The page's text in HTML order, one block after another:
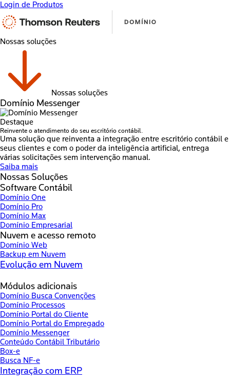
Login de Produtos
Nossas soluções
Nossas soluções
Domínio Messenger
Destaque
Reinvente o atendimento do seu escritório contábil.
Uma solução que reinventa a integração entre escritório contábil e
seus clientes e com o poder da inteligência artificial, entrega
várias solicitações sem intervenção manual.
Saiba mais
Nossas Soluções
Software Contábil
Domínio One
Domínio Pro
Domínio Max
Domínio Empresarial
Nuvem e acesso remoto
Domínio Web
Backup em Nuvem
Evolução em Nuvem
Módulos adicionais
Domínio Busca Convenções
Domínio Processos
Domínio Portal do Cliente
Domínio Portal do Empregado
Domínio Messenger
Conteúdo Contábil Tributário
Box-e
Busca NF-e
Integração com ERP